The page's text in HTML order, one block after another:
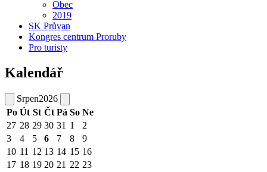
Obec
2019
SK Průvan
Kongres centrum Proruby
Pro turisty
Kalendář
Srpen2026
Po Út St Čt Pá So Ne
27 28 29 30 31 1
2
3
4 5 6 7 8
9
10 11 12 13 14 15 16
17 18 19 20 21 22 23